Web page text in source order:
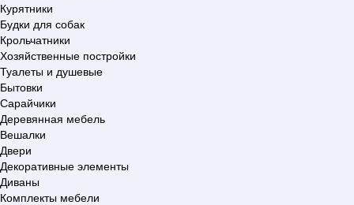
Курятники
Будки для собак
Крольчатники
Хозяйственные постройки
Туалеты и душевые
Бытовки
Сарайчики
Деревянная мебель
Вешалки
Двери
Декоративные элементы
Диваны
Комплекты мебели